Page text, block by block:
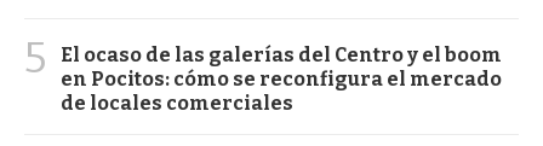
5
El ocaso de las galerías del Centro y el boom
en Pocitos: cómo se reconfigura el mercado
de locales comerciales